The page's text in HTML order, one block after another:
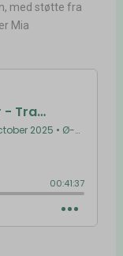
med støtte fra
Mia